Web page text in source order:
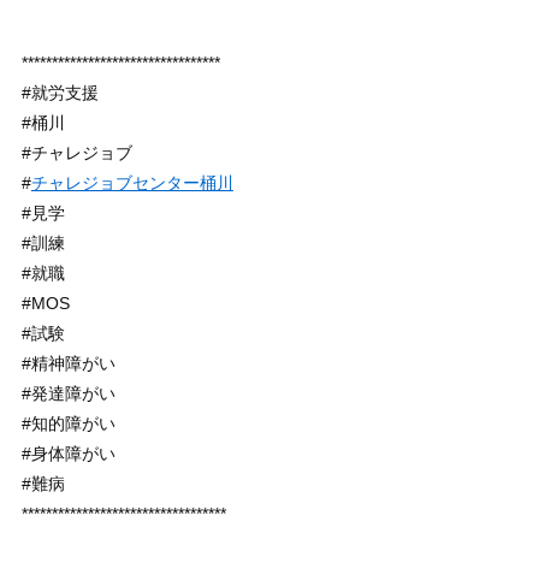
*********************************
#就労支援
#桶川
#チャレジョブ
#チャレジョブセンター桶川
#見学
#訓練
#就職
#MOS
#試験
#精神障がい
#発達障がい
#知的障がい
#身体障がい
#難病
**********************************